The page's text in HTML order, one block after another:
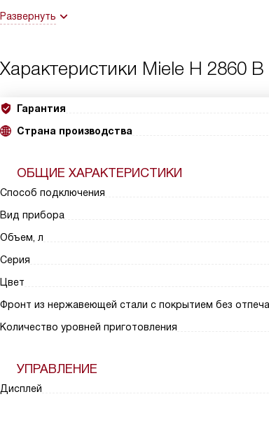
Развернуть
Характеристики Miele H 2860
Гарантия
Страна производства
ОБЩИЕ ХАРАКТЕРИСТИКИ
Способ подключения
Вид прибора
Объем, л
Серия
Цвет
Фронт из нержавеющей стали с покрытием без
Количество уровней приготовления
УПРАВЛЕНИЕ
Дисплей